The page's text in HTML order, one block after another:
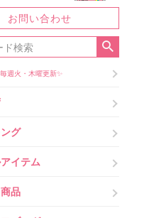
お問い合わせ
週火・木曜更新✨
グ
イテム
品